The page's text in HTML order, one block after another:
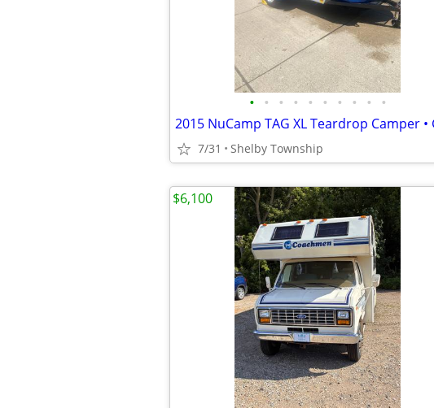
• • • • • • • • • •
7/31 Shelby Township
$6,100